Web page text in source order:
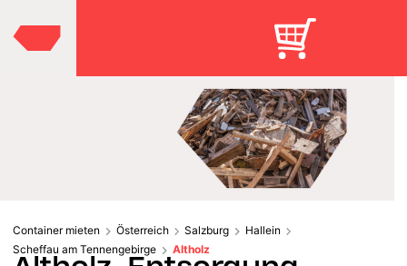
Container mieten Österreich Salzburg
Hallein
Scheffau am Tennengebirge
Altholz